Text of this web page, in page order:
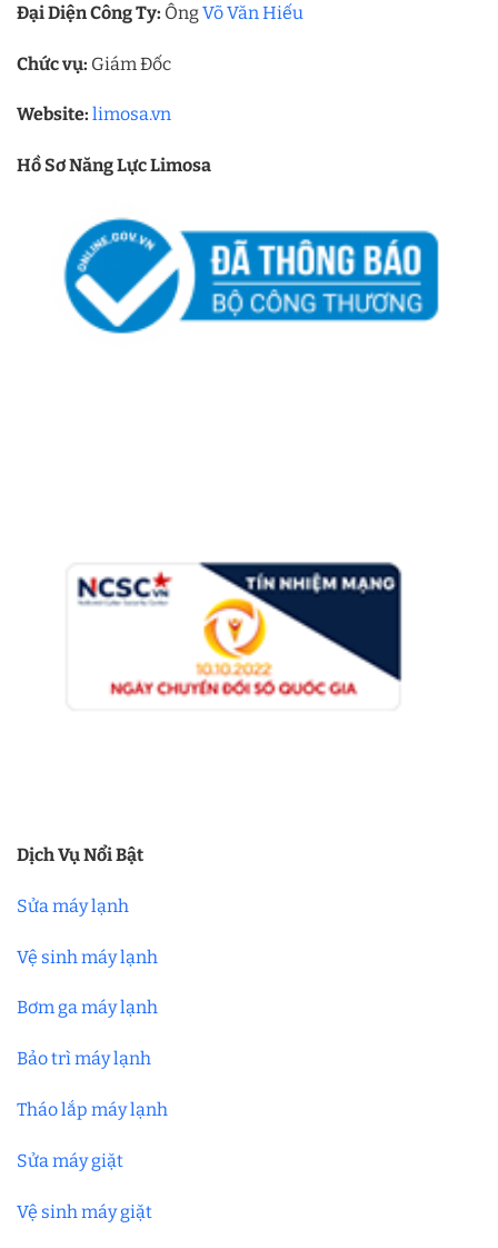
Đại Diện Công Ty: ÔngVõ Văn Hiếu
Chức vụ: Giám Đốc
Website: limosa.vn
Hồ Sơ Năng Lực Limosa
Dịch Vụ Nổi Bật
Sửa máy lạnh
Vệ sinh máy lạnh
Bơm ga máy lạnh
Bảo trì máy lạnh
Tháo lắp máy lạnh
Sửa máy giặt
Vệ sinh máy giặt